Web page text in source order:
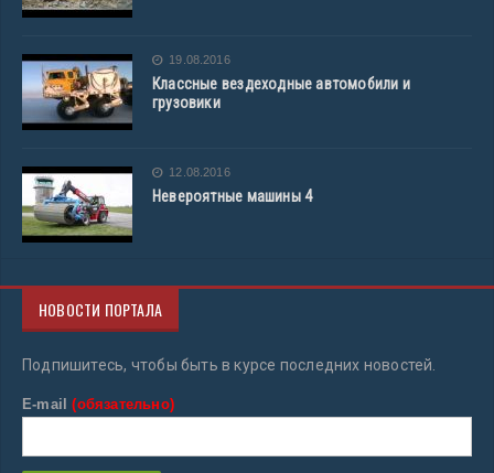
19.08.2016
Классные вездеходные автомобили и
грузовики
12.08.2016
Невероятные машины 4
НОВОСТИ ПОРТАЛА
Подпишитесь, чтобы быть в курсе последних новостей.
E-mail(обязательно)